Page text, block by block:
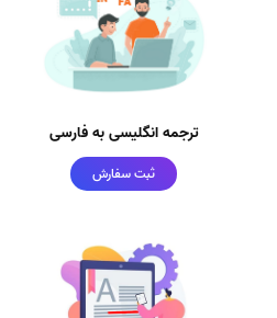
ترجمه انگلیسی به فارسی
ثبت سفارش